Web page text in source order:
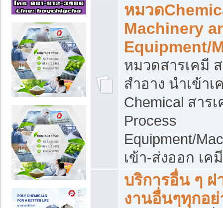
หมวด
Machinery
Equipment/
หมวดสารเคมี
สำอาง นำเข้
Chemical สาร
Process
Equipment/
เข้า-ส่งออก เ
บริการอื่น ๆ
งานอื่นๆทุกอ